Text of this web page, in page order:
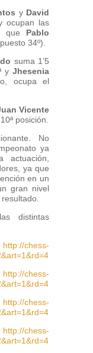
y David
ocupan las
que Pablo
34º).
suma 1’5
y Jhesenia
ocupa el
Vicente
posición.
No
ya
actuación,
ya que
en un
gran nivel
distintas
http://chess-
http://chess-
http://chess-
http://chess-